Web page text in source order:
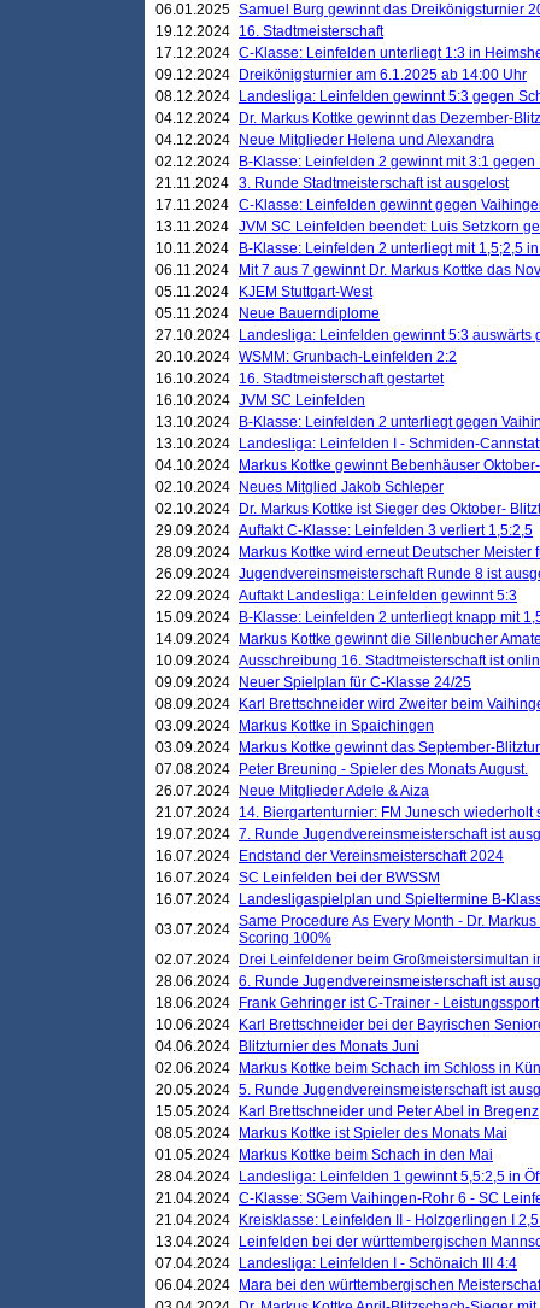
06.01.2025 Samuel Burg gewinnt das Dreikönigsturnier
19.12.2024 16. Stadtmeisterschaft
17.12.2024 C-Klasse: Leinfelden unterliegt 1:3 in
09.12.2024
Dreikönigsturnier am 6.1.2025 ab 14:00 Uhr
08.12.2024
Landesliga: Leinfelden gewinnt 5:3 gegen
04.12.2024
Dr. Markus Kottke gewinnt das Dezember-
04.12.2024
Neue Mitglieder Helena und Alexandra
02.12.2024
B-Klasse: Leinfelden 2 gewinnt mit 3:1
21.11.2024 3. Runde Stadtmeisterschaft ist ausgelost
17.11.2024 C-Klasse: Leinfelden gewinnt gegen
13.11.2024 JVM SC Leinfelden beendet: Luis Setzkorn
10.11.2024
B-Klasse: Leinfelden 2 unterliegt mit 1,5;2,5
06.11.2024
Mit 7 aus 7 gewinnt Dr. Markus Kottke das
05.11.2024
KJEM Stuttgart-West
05.11.2024
Neue Bauerndiplome
27.10.2024
Landesliga: Leinfelden gewinnt 5:3 auswärts
20.10.2024 WSMM: Grunbach-Leinfelden 2:2
16.10.2024 16. Stadtmeisterschaft gestartet
16.10.2024 JVM SC Leinfelden
13.10.2024
B-Klasse: Leinfelden 2 unterliegt gegen
13.10.2024
Landesliga: Leinfelden I - Schmiden-
04.10.2024
Markus Kottke gewinnt Bebenhäuser
02.10.2024
Neues Mitglied Jakob Schleper
02.10.2024
Dr. Markus Kottke ist Sieger des Oktober-
29.09.2024 Auftakt C-Klasse: Leinfelden 3 verliert 1,5:2,5
28.09.2024
Markus Kottke wird erneut Deutscher Meister
26.09.2024 Jugendvereinsmeisterschaft Runde 8 ist
22.09.2024 Auftakt Landesliga: Leinfelden gewinnt 5:3
15.09.2024
B-Klasse: Leinfelden 2 unterliegt knapp mit
14.09.2024
Markus Kottke gewinnt die Sillenbucher
10.09.2024 Ausschreibung 16. Stadtmeisterschaft ist
09.09.2024
Neuer Spielplan für C-Klasse 24/25
08.09.2024
Karl Brettschneider wird Zweiter beim
03.09.2024
Markus Kottke in Spaichingen
03.09.2024
Markus Kottke gewinnt das September-
07.08.2024
Peter Breuning - Spieler des Monats August.
26.07.2024
Neue Mitglieder Adele & Aiza
21.07.2024 14. Biergartenturnier: FM Junesch wiederholt
19.07.2024 7. Runde Jugendvereinsmeisterschaft ist
16.07.2024
Endstand der Vereinsmeisterschaft 2024
16.07.2024 SC Leinfelden bei der BWSSM
16.07.2024
Landesligaspielplan und Spieltermine B-
03.07.2024 Same Procedure As Every Month - Dr.
Scoring 100%
02.07.2024
Drei Leinfeldener beim Großmeistersimultan
28.06.2024 6. Runde Jugendvereinsmeisterschaft ist
18.06.2024
Frank Gehringer ist C-Trainer - Leistungssport
10.06.2024
Karl Brettschneider bei der Bayrischen
04.06.2024
Blitzturnier des Monats Juni
02.06.2024
Markus Kottke beim Schach im Schloss in
20.05.2024 5. Runde Jugendvereinsmeisterschaft ist
15.05.2024
Karl Brettschneider und Peter Abel in Bregenz
08.05.2024
Markus Kottke ist Spieler des Monats Mai
01.05.2024
Markus Kottke beim Schach in den Mai
28.04.2024
Landesliga: Leinfelden 1 gewinnt 5,5:2,5 in
21.04.2024 C-Klasse: SGem Vaihingen-Rohr 6 - SC
21.04.2024
Kreisklasse: Leinfelden II - Holzgerlingen I
13.04.2024
Leinfelden bei der württembergischen
07.04.2024
Landesliga: Leinfelden I - Schönaich III 4:4
06.04.2024
Mara bei den württembergischen